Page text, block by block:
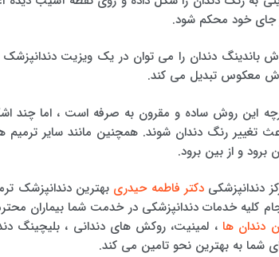
جای خود محکم شود.
باندینگ دندان را می توان در یک ویزیت
معکوس تبدیل می کند.
این روش ساده و مقرون به صرفه است ، اما چند
تغییر رنگ دندان شوند. همچنین مانند سایر ترمیم
برود و از بین برود.
دندانپزشکیدکتر فاطمه حیدری بهترین دندانپزشک
کلیه خدمات دندانپزشکی در خدمت شما بیماران
دندان ها ، لمینیت، روکش های دندانی ، بلیچینگ
شما به بهترین نحو تامین می کند.